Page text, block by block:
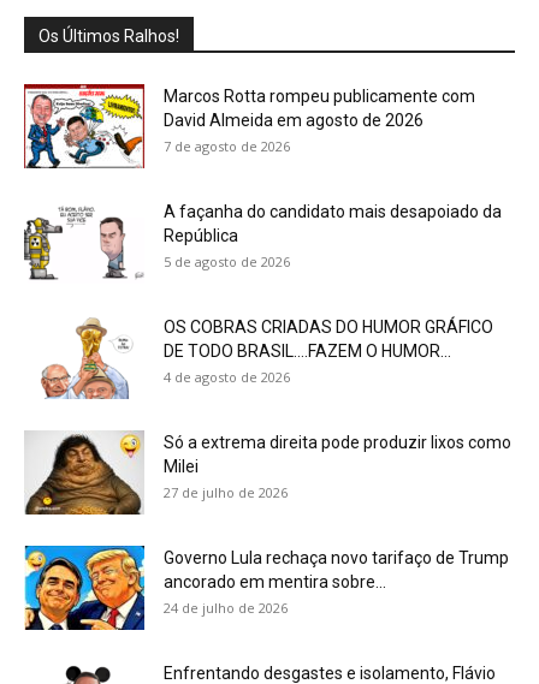
Os Últimos Ralhos!
Marcos Rotta rompeu publicamente com
David Almeida em agosto de 2026
7 de agosto de 2026
A façanha do candidato mais desapoiado da
República
5 de agosto de 2026
OS COBRAS CRIADAS DO HUMOR GRÁFICO
DE TODO BRASIL….FAZEM O HUMOR...
4 de agosto de 2026
Só a extrema direita pode produzir lixos como
Milei
27 de julho de 2026
Governo Lula rechaça novo tarifaço de Trump
ancorado em mentira sobre...
24 de julho de 2026
Enfrentando desgastes e isolamento, Flávio